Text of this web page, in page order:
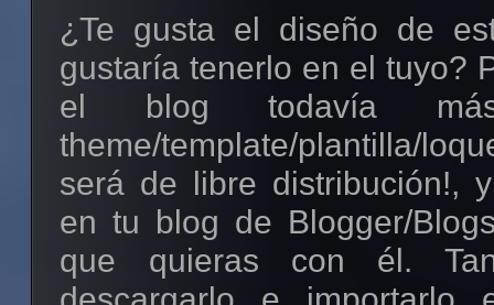
grupos que regalan su
así difundir la cultura
ateo manda.
Minibanners:
Mascota #1
Código para copiar y pegar:
¿Te gusta el diseño de
gustaría tenerlo en el tuyo?
el blog todavía
theme/template/plantilla/
será de libre distribución!,
en tu blog de Blogger/
que quieras con él.